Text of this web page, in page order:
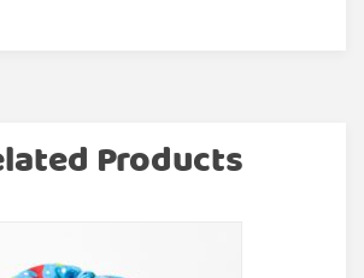
Products